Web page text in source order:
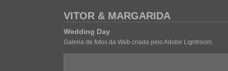
VITOR & MARGARIDA
Wedding Day
Galeria de fotos da Web criada pelo Adobe Lightroom.